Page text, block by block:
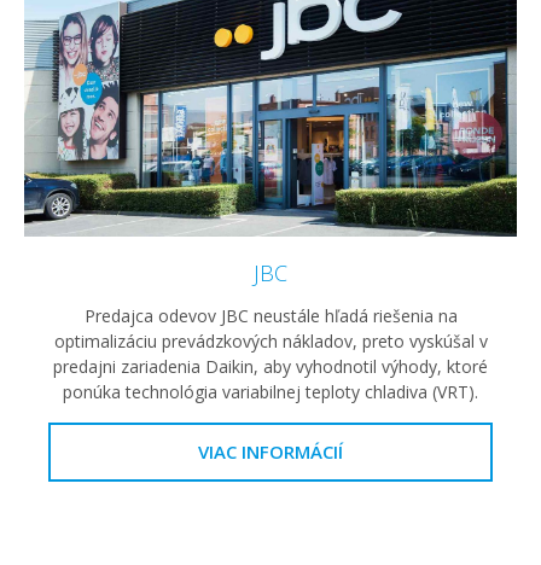
JBC
Predajca odevov JBC neustále hľadá riešenia na
optimalizáciu prevádzkových nákladov, preto vyskúšal v
predajni zariadenia Daikin, aby vyhodnotil výhody, ktoré
ponúka technológia variabilnej teploty chladiva (VRT).
VIAC INFORMÁCIÍ